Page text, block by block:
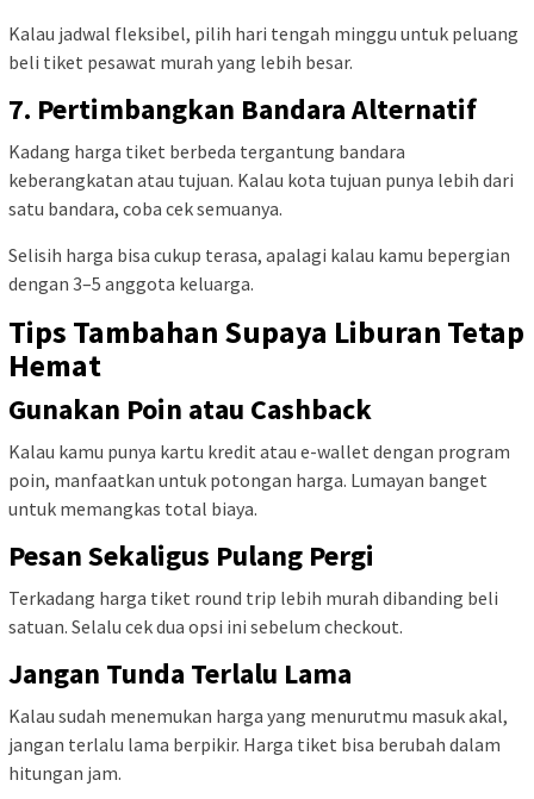
Kalau jadwal fleksibel, pilih hari tengah minggu untuk peluang
beli tiket pesawat murah yang lebih besar.
7. Pertimbangkan Bandara Alternatif
Kadang harga tiket berbeda tergantung bandara
keberangkatan atau tujuan. Kalau kota tujuan punya lebih dari
satu bandara, coba cek semuanya.
Selisih harga bisa cukup terasa, apalagi kalau kamu bepergian
dengan 3–5 anggota keluarga.
Tips Tambahan Supaya Liburan Tetap
Hemat
Gunakan Poin atau Cashback
Kalau kamu punya kartu kredit atau e-wallet dengan program
poin, manfaatkan untuk potongan harga. Lumayan banget
untuk memangkas total biaya.
Pesan Sekaligus Pulang Pergi
Terkadang harga tiket round trip lebih murah dibanding beli
satuan. Selalu cek dua opsi ini sebelum checkout.
Jangan Tunda Terlalu Lama
Kalau sudah menemukan harga yang menurutmu masuk akal,
jangan terlalu lama berpikir. Harga tiket bisa berubah dalam
hitungan jam.